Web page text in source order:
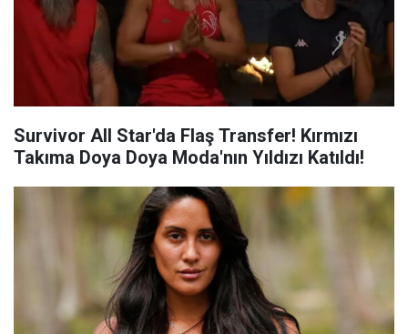
Survivor All Star'da Flaş Transfer! Kırmızı
Takıma Doya Doya Moda'nın Yıldızı Katıldı!